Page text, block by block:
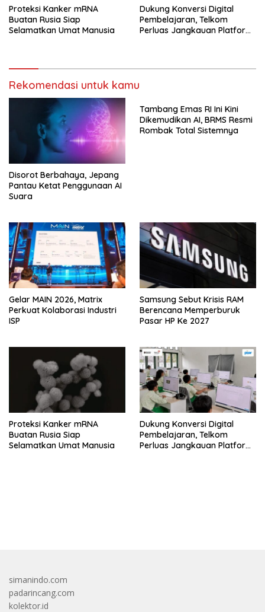
Proteksi Kanker mRNA
Buatan Rusia Siap
Selamatkan Umat Manusia
Dukung Konversi Digital
Pembelajaran, Telkom
Perluas Jangkauan Platform
Rekomendasi untuk kamu
Disorot Berbahaya, Jepang
Pantau Ketat Penggunaan AI
Suara
Tambang Emas RI Ini Kini
Dikemudikan AI, BRMS Resmi
Rombak Total Sistemnya
Gelar MAIN 2026, Matrix
Perkuat Kolaborasi Industri
ISP
Samsung Sebut Krisis RAM
Berencana Memperburuk
Pasar HP Ke 2027
Proteksi Kanker mRNA
Buatan Rusia Siap
Selamatkan Umat Manusia
Dukung Konversi Digital
Pembelajaran, Telkom
Perluas Jangkauan Platform
simanindo.com
padarincang.com
kolektor.id